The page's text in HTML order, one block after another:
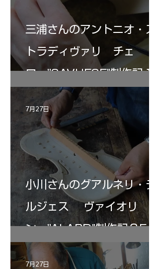
三浦さんのアントニオ・ス
トラディヴァリ チェ
ロ ”SAVUESE"制作記１2
小川さんのグアルネリ・デ
ルジェス ヴァイオリ
ン ”ALARD"制作記３5
7月27日
7月27日